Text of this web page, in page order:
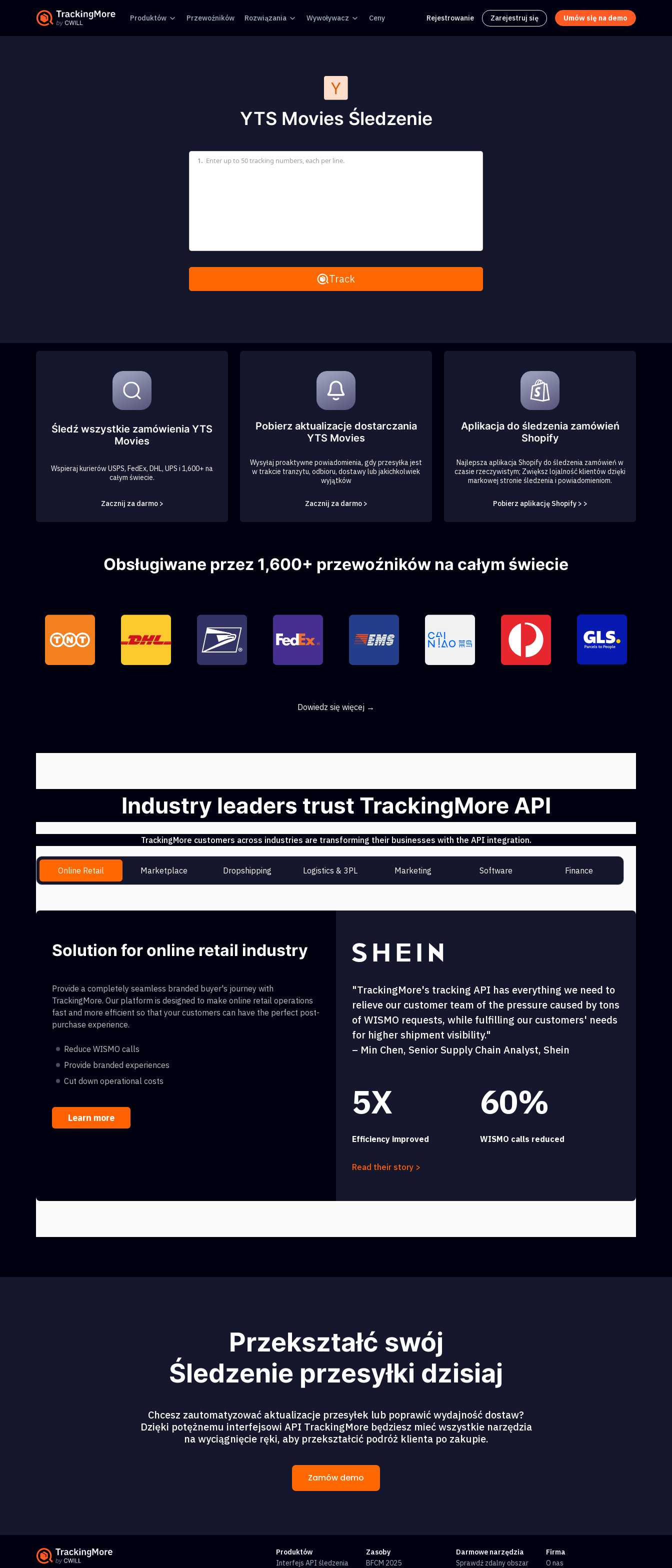
Produktów Przewoźników Rozwiązania Wywoływacz Ceny Rejestrowanie Zarejestruj się Umów się na demo
YTS Movies Śledzenie
Enter up to 50 tracking numbers, each per line.
1.
Remove AllTrack
Śledź wszystkie zamówienia YTS
Movies
Wspieraj kurierów USPS, FedEx, DHL, UPS i 1,600+ na
całym świecie.
Zacznij za darmo >
Pobierz aktualizacje dostarczania
YTS Movies
Wysyłaj proaktywne powiadomienia, gdy przesyłka jest
w trakcie tranzytu, odbioru, dostawy lub jakichkolwiek
wyjątków
Zacznij za darmo >
Aplikacja do śledzenia zamówień
Shopify
Najlepsza aplikacja Shopify do śledzenia zamówień w
czasie rzeczywistym; Zwiększ lojalność klientów dzięki
markowej stronie śledzenia i powiadomieniom.
Pobierz aplikację Shopify > >
Obsługiwane przez 1,600+ przewoźników na całym świecie
Dowiedz się więcej →
Industry leaders trust TrackingMore API
TrackingMore customers across industries are transforming their businesses with the API integration.
Online Retail Marketplace Dropshipping Logistics & 3PL Marketing Software Finance
Solution for online retail industry
Provide a completely seamless branded buyer's journey with
TrackingMore. Our platform is designed to make online retail operations
fast and more efficient so that your customers can have the perfect post-
purchase experience.
Reduce WISMO calls
Provide branded experiences
Cut down operational costs
Learn more
"TrackingMore's tracking API has everything we need to
relieve our customer team of the pressure caused by tons
of WISMO requests, while fulfilling our customers' needs
for higher shipment visibility."
– Min Chen, Senior Supply Chain Analyst, Shein
5X
Efficiency improved
60%
WISMO calls reduced
Read their story >
Przekształć swój
Śledzenie przesyłki dzisiaj
Chcesz zautomatyzować aktualizacje przesyłek lub poprawić wydajność dostaw?
Dzięki potężnemu interfejsowi API TrackingMore będziesz mieć wszystkie narzędzia
na wyciągnięcie ręki, aby przekształcić podróż klienta po zakupie.
Zamów demo
Produktów
Interfejs API śledzenia
Zasoby
BFCM 2025
Darmowe narzędzia
Sprawdź zdalny obszar
Firma
O nas